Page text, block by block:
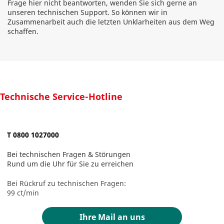
Frage hier nicht beantworten, wenden Sie sich gerne an
unseren technischen Support. So können wir in
Zusammenarbeit auch die letzten Unklarheiten aus dem Weg
schaffen.
Technische Service-Hotline
T 0800 1027000
Bei technischen Fragen & Störungen
Rund um die Uhr für Sie zu erreichen
Bei Rückruf zu technischen Fragen:
99 ct/min
Ihre Mail an uns